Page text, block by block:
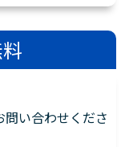
い合わせくださ